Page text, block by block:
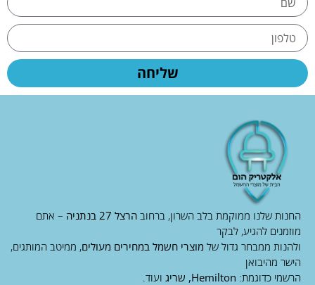
שליחה
החנות שלנו ממוקמת בלב השרון, ברחוב הרצל 27 בנתניה
– אתם
מוזמנים להגיע, לבקר
ולהנות ממבחר גדול של מוצרי חשמל במחירים מעולים, ממיטב המותגים,
הישר מהיבואן
הרשמי כדוגמת: Hemilton, שריג ועוד.